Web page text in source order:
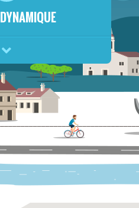
DYNAMIQUE